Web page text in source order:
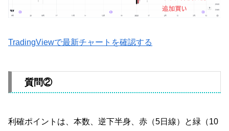
TradingViewで最新チャートを確認する
質問②
利確ポイントは、本数、逆下半身、赤（5日線）と緑（10